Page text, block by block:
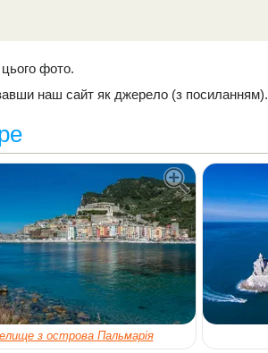
фото.
наш сайт як джерело (з посиланням).
з острова Пальмарія